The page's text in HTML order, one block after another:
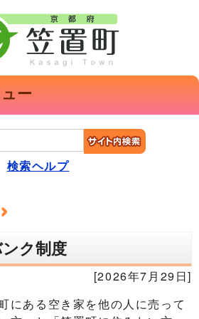
ー
検索ヘルプ
ク制度
[2026年7月29日]
にある空き家を他の人に売って